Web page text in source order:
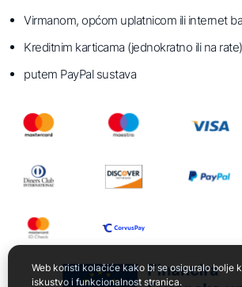
Virmanom, općom uplatnicom ili internet
Kreditnim karticama (jednokratno ili na rate)
putem PayPal sustava
Web koristi kolačiće kako bi se osiguralo bolje
iskustvo i funkcionalnost stranica.